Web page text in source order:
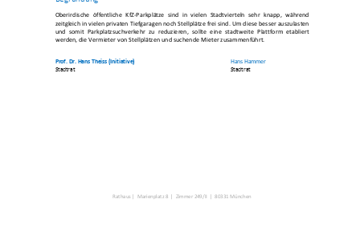
Rathaus | Marienplatz 8  |  Zimmer 249/II  |  80331 München
Oberirdische  öffentliche  KfZ-Parkplätze  sind  in  vielen  Stadtvierteln  sehr  knapp,  während
zeitgleich in vielen privaten Tiefgaragen noch Stellplätze frei sind . Um diese besser auszulasten
und  somit  Parkplatzsuchverkehr  zu  reduzieren,  sollte  eine  stadtweite Plattform  etabliert
werden, die Vermieter von Stellplätzen und suchende Mieter zusammenführt.
Prof. Dr. Hans Theiss (Initiative)
Hans Hammer
Stadtrat
Stadtrat